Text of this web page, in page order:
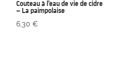
Couteau à l’eau de vie de cidre
– La paimpolaise
6,30€